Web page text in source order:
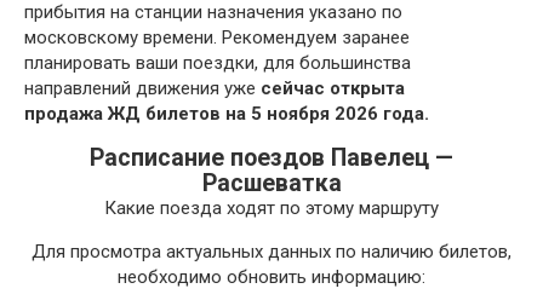
прибытия на станции назначения указано по
московскому времени. Рекомендуем заранее
планировать ваши поездки, для большинства
направлений движения уже сейчас открыта
продажа ЖД билетов на 5 ноября 2026 года.
Расписание поездов Павелец —
Расшеватка
Какие поезда ходят по этому маршруту
Для просмотра актуальных данных по наличию билетов,
необходимо обновить информацию: